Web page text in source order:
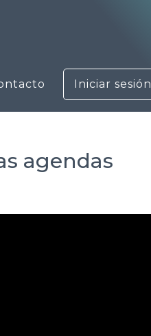
Iniciar sesión
agendas